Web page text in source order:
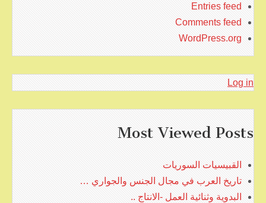
Entries feed
Comments feed
WordPress.org
Log in
Most Viewed Posts
القبيسيات السوريات
تاريخ العرب في مجال الجنس والجواري …
البدوية وثنائية العمل -الانتاج ..